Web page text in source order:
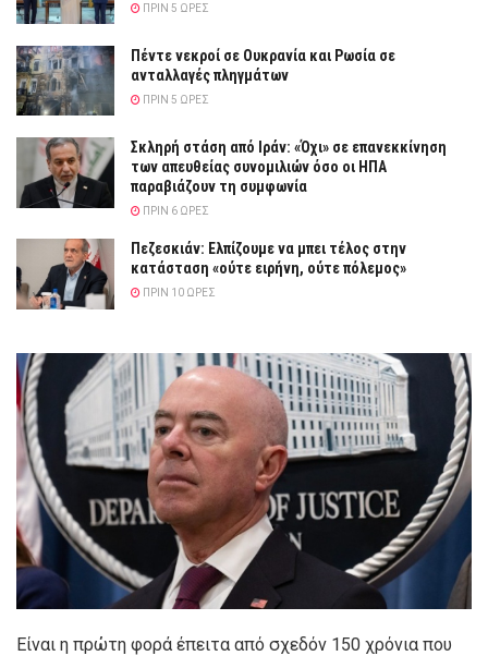
ΠΡΙΝ 5 ΏΡΕΣ
Πέντε νεκροί σε Ουκρανία και Ρωσία σε
ανταλλαγές πληγμάτων
ΠΡΙΝ 5 ΏΡΕΣ
Σκληρή στάση από Ιράν: «Όχι» σε επανεκκίνηση
των απευθείας συνομιλιών όσο οι ΗΠΑ
παραβιάζουν τη συμφωνία
ΠΡΙΝ 6 ΏΡΕΣ
Πεζεσκιάν: Ελπίζουμε να μπει τέλος στην
κατάσταση «ούτε ειρήνη, ούτε πόλεμος»
ΠΡΙΝ 10 ΏΡΕΣ
Είναι η πρώτη φορά έπειτα από σχεδόν 150 χρόνια που